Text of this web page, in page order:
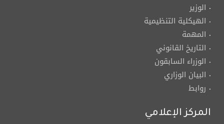
الوزير
الهيكلية التنظيمية
المهمة
التاريخ القانوني
الوزراء السابقون
البيان الوزاري
روابط
المركز الإعلامي